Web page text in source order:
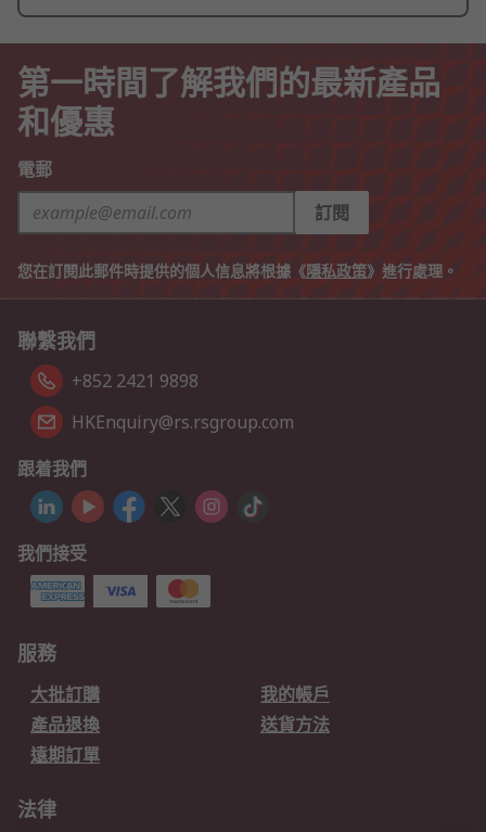
第一時間了解我們的最新產品
和優惠
電郵
訂閱
您在訂閱此郵件時提供的個人信息將根據《隱私政策》進行處理。
聯繫我們
+852 2421 9898
HKEnquiry@rs.rsgroup.com
跟着我們
我們接受
服務
大批訂購
我的帳戶
產品退換
送貨方法
遠期訂單
法律